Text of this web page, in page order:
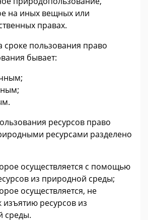
на иных вещных или
правах.
сроке пользования право
бывает:
ресурсов право
ресурсами разделено
осуществляется с помощью
из природной среды;
осуществляется, не
изъятию ресурсов из
среды.